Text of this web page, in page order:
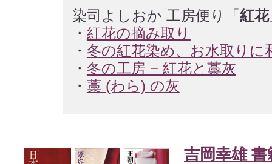
染司よしおか 工房便り「 紅花
・ 紅花の摘み取り
・ 冬の紅花染め、お水取りに
・ 冬の工房 − 紅花と藁灰
・ 藁 (わら) の灰
吉岡幸雄 書